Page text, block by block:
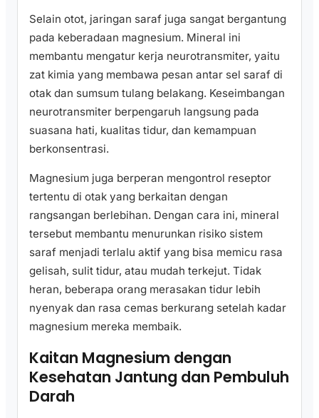
Selain otot, jaringan saraf juga sangat bergantung
pada keberadaan magnesium. Mineral ini
membantu mengatur kerja neurotransmiter, yaitu
zat kimia yang membawa pesan antar sel saraf di
otak dan sumsum tulang belakang. Keseimbangan
neurotransmiter berpengaruh langsung pada
suasana hati, kualitas tidur, dan kemampuan
berkonsentrasi.
Magnesium juga berperan mengontrol reseptor
tertentu di otak yang berkaitan dengan
rangsangan berlebihan. Dengan cara ini, mineral
tersebut membantu menurunkan risiko sistem
saraf menjadi terlalu aktif yang bisa memicu rasa
gelisah, sulit tidur, atau mudah terkejut. Tidak
heran, beberapa orang merasakan tidur lebih
nyenyak dan rasa cemas berkurang setelah kadar
magnesium mereka membaik.
Kaitan Magnesium dengan
Kesehatan Jantung dan Pembuluh
Darah